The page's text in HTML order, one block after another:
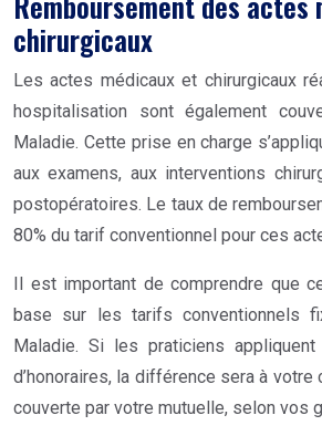
chirurgicaux
Les actes médicaux et chirurgicaux
hospitalisation sont également
Maladie. Cette prise en charge
aux examens, aux interventions
postopératoires. Le taux de
80% du tarif conventionnel pour ces
Il est important de comprendre que
base sur les tarifs conventionnels
Maladie. Si les praticiens
d’honoraires, la différence sera à votre
couverte par votre mutuelle, selon vos